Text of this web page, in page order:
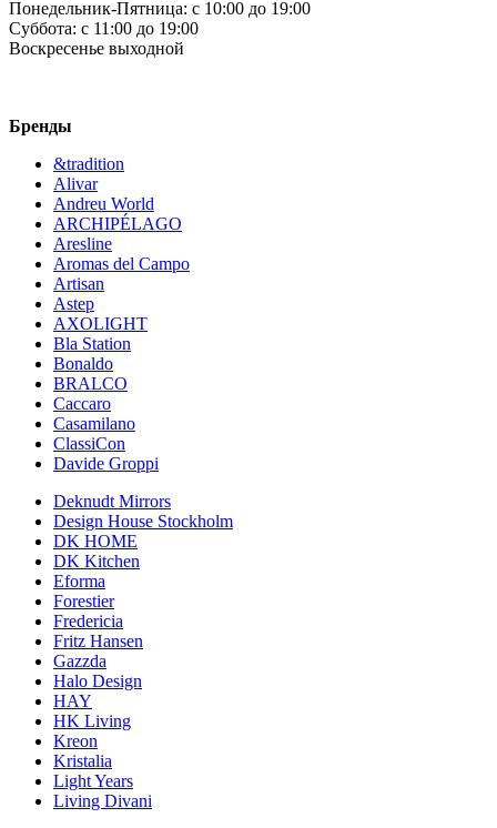
Понедельник-Пятница: c 10:00 до 19:00
Суббота: c 11:00 до 19:00
Воскресенье выходной
Бренды
&tradition
Alivar
Andreu World
ARCHIPÉLAGO
Aresline
Aromas del Campo
Artisan
Astep
AXOLIGHT
Bla Station
Bonaldo
BRALCO
Caccaro
Casamilano
ClassiCon
Davide Groppi
Deknudt Mirrors
Design House Stockholm
DK HOME
DK Kitchen
Eforma
Forestier
Fredericia
Fritz Hansen
Gazzda
Halo Design
HAY
HK Living
Kreon
Kristalia
Light Years
Living Divani